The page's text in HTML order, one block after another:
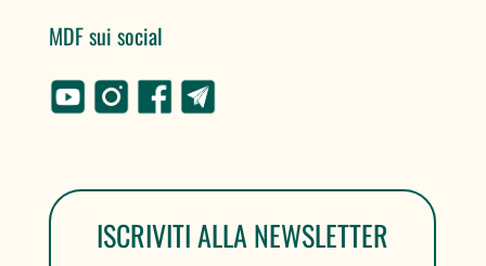
MDF sui social
ISCRIVITI ALLA NEWSLETTER